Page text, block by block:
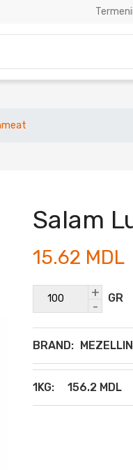
Salam
15.62 MDL
+
-
GR
BRAND:
1KG: 156.2 MDL